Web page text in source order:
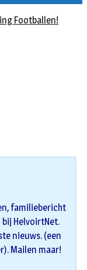
Footballen!
familiebericht
HelvoirtNet.
nieuws. (een
Mailen maar!